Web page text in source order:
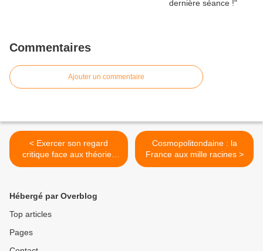
Commentaires
Ajouter un commentaire
< Exercer son regard
critique face aux théories
du complot
Cosmopolitondaine : la
France aux mille racines >
Hébergé par Overblog
Top articles
Pages